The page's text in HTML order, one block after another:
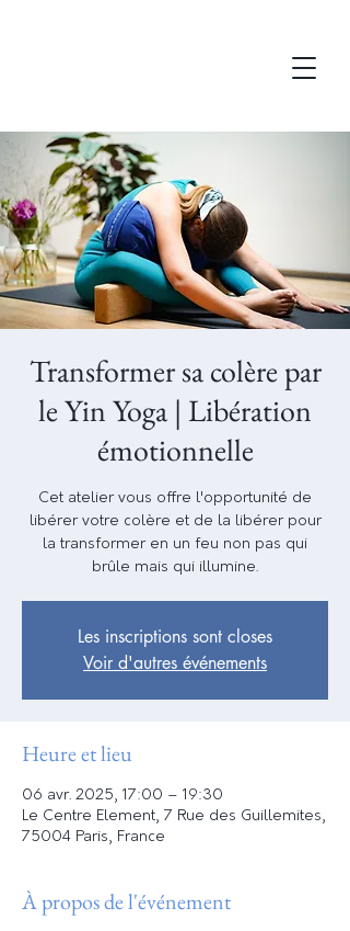
Transformer sa colère par
le Yin Yoga | Libération
émotionnelle
Cet atelier vous offre l'opportunité de
libérer votre colère et de la libérer pour
la transformer en un feu non pas qui
brûle mais qui illumine.
Les inscriptions sont closes
Voir d'autres événements
Heure et lieu
06 avr. 2025, 17:00 – 19:30
Le Centre Element, 7 Rue des Guillemites,
75004 Paris, France
À propos de l'événement